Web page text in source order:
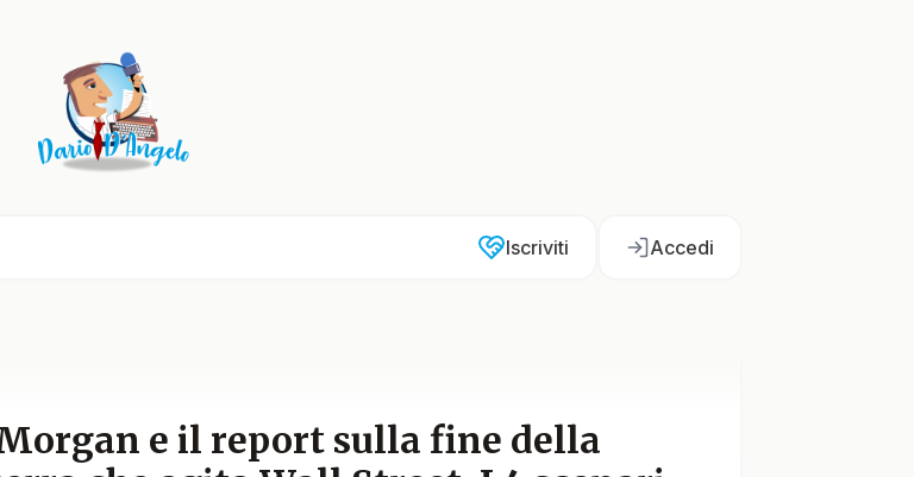
Iscriviti Accedi
e il report sulla fine della